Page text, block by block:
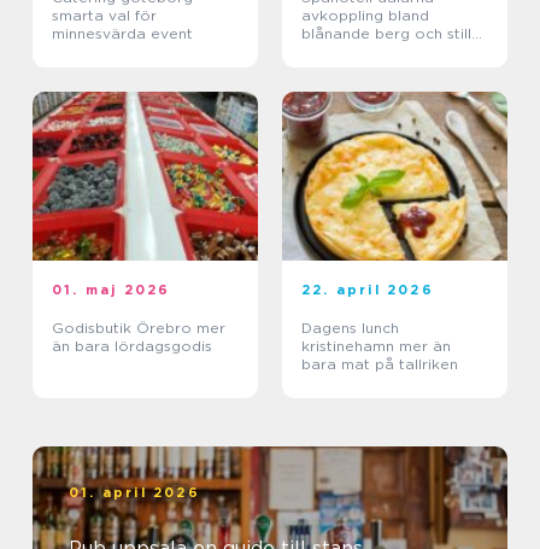
smarta val för
minnesvärda event
avkoppling bland
blånande berg och stilla
01. maj 2026
Godisbutik Örebro mer
än bara lördagsgodis
22. april 2026
Dagens lunch
kristinehamn mer än
bara mat på tallriken
01. april 2026